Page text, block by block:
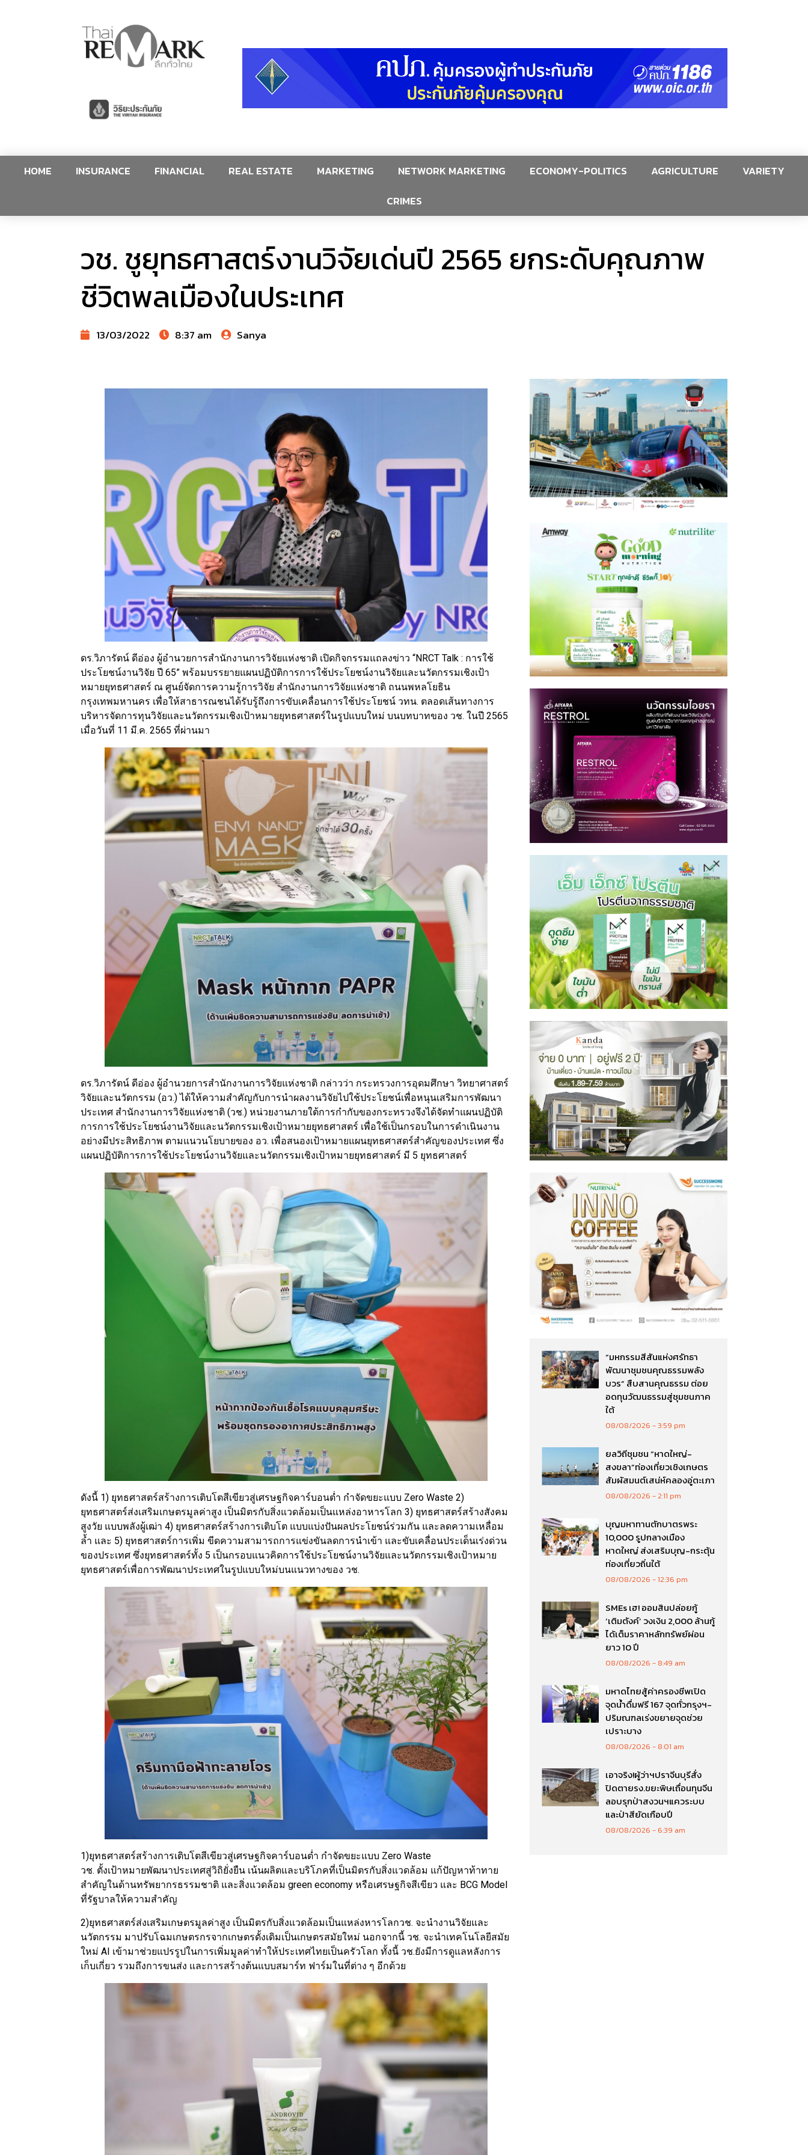
HOME INSURANCE FINANCIAL REAL ESTATE MARKETING NETWORK MARKETING ECONOMY-POLITICS AGRICULTURE
VARIETY
CRIMES
วช. ชูยุทธศาสตร์งานวิจัยเด่นปี 2565 ยกระดับคุณภาพ
ชีวิตพลเมืองในประเทศ
13/03/2022 8:37 am Sanya
ดร.วิภารัตน์ ดีอ่อง ผู้อำนวยการสำนักงานการวิจัยแห่งชาติ เปิดกิจกรรมแถลงข่าว “NRCT Talk : การใช้
ประโยชน์งานวิจัย ปี 65” พร้อมบรรยายแผนปฏิบัติการการใช้ประโยชน์งานวิจัยและนวัตกรรมเชิงเป้า
หมายยุทธศาสตร์ ณ ศูนย์จัดการความรู้การวิจัย สำนักงานการวิจัยแห่งชาติ ถนนพหลโยธิน
กรุงเทพมหานคร เพื่อให้สาธารณชนได้รับรู้ถึงการขับเคลื่อนการใช้ประโยชน์ วทน. ตลอดเส้นทางการ
บริหารจัดการทุนวิจัยและนวัตกรรมเชิงเป้าหมายยุทธศาสตร์ในรูปแบบใหม่ บนบทบาทของ วช. ในปี 2565
เมื่อวันที่ 11 มี.ค. 2565 ที่ผ่านมา
ดร.วิภารัตน์ ดีอ่อง ผู้อำนวยการสำนักงานการวิจัยแห่งชาติ กล่าวว่า กระทรวงการอุดมศึกษา วิทยาศาสตร์
วิจัยและนวัตกรรม (อว.) ได้ให้ความสำคัญกับการนำผลงานวิจัยไปใช้ประโยชน์เพื่อหนุนเสริมการพัฒนา
ประเทศ สำนักงานการวิจัยแห่งชาติ (วช.) หน่วยงานภายใต้การกำกับของกระทรวงจึงได้จัดทำแผนปฏิบัติ
การการใช้ประโยชน์งานวิจัยและนวัตกรรมเชิงเป้าหมายยุทธศาสตร์ เพื่อใช้เป็นกรอบในการดำเนินงาน
อย่างมีประสิทธิภาพ ตามแนวนโยบายของ อว. เพื่อสนองเป้าหมายแผนยุทธศาสตร์สำคัญของประเทศ ซึ่ง
แผนปฏิบัติการการใช้ประโยชน์งานวิจัยและนวัตกรรมเชิงเป้าหมายยุทธศาสตร์ มี 5 ยุทธศาสตร์
ดังนี้ 1) ยุทธศาสตร์สร้างการเติบโตสีเขียวสู่เศรษฐกิจคาร์บอนต่ำ กำจัดขยะแบบ Zero Waste 2)
ยุทธศาสตร์ส่งเสริมเกษตรมูลค่าสูง เป็นมิตรกับสิ่งแวดล้อมเป็นแหล่งอาหารโลก 3) ยุทธศาสตร์สร้างสังคม
สูงวัย แบบพลังผู้เฒ่า 4) ยุทธศาสตร์สร้างการเติบโต แบบแบ่งปันผลประโยชน์ร่วมกัน และลดความเหลื่อม
ล้ำ และ 5) ยุทธศาสตร์การเพิ่ม ขีดความสามารถการแข่งขันลดการนำเข้า และขับเคลื่อนประเด็นเร่งด่วน
ของประเทศ ซึ่งยุทธศาสตร์ทั้ง 5 เป็นกรอบแนวคิดการใช้ประโยชน์งานวิจัยและนวัตกรรมเชิงเป้าหมาย
ยุทธศาสตร์เพื่อการพัฒนาประเทศในรูปแบบใหม่บนแนวทางของ วช.
1)ยุทธศาสตร์สร้างการเติบโตสีเขียวสู่เศรษฐกิจคาร์บอนต่ำ กำจัดขยะแบบ Zero Waste
วช. ตั้งเป้าหมายพัฒนาประเทศสู่วิถิยั่งยืน เน้นผลิตและบริโภคที่เป็นมิตรกับสิ่งแวดล้อม แก้ปัญหาท้าทาย
สำคัญในด้านทรัพยากรธรรมชาติ และสิ่งแวดล้อม green economy หรือเศรษฐกิจสีเขียว และ BCG Model
ที่รัฐบาลให้ความสำคัญ
2)ยุทธศาสตร์ส่งเสริมเกษตรมูลค่าสูง เป็นมิตรกับสิ่งแวดล้อมเป็นแหล่งหารโลกวช. จะนำงานวิจัยและ
นวัตกรรม มาปรับโฉมเกษตรกรจากเกษตรดั้งเดิมเป็นเกษตรสมัยใหม่ นอกจากนี้ วช. จะนำเทคโนโลยีสมัย
ใหม่ AI เข้ามาช่วยแปรรูปในการเพิ่มมูลค่าทำให้ประเทศไทยเป็นครัวโลก ทั้งนี้ วช.ยังมีการดูแลหลังการ
เก็บเกี่ยว รวมถึงการขนส่ง และการสร้างต้นแบบสมาร์ท ฟาร์มในที่ต่าง ๆ อีกด้วย
“มหกรรมสีสันแห่งศรัทธา
พัฒนาชุมชนคุณธรรมพลัง
บวร” สืบสานคุณธรรม ต่อย
อดทุนวัฒนธรรมสู่ชุมชนภาค
ใต้
08/08/2026 3:59 pm
ยลวิถีชุมชน “หาดใหญ่-
สงขลา”ท่องเที่ยวเชิงเกษตร
สัมผัสมนต์เสน่ห์คลองอู่ตะเภา
08/08/2026 2:11 pm
บุญมหาทานตักบาตรพระ
10,000 รูปกลางเมือง
หาดใหญ่ ส่งเสริมบุญ-กระตุ้น
ท่องเที่ยวถิ่นใต้
08/08/2026 12:36 pm
SMEs เฮ! ออมสินปล่อยกู้
‘เติมตังค์’ วงเงิน 2,000 ล้านกู้
ได้เต็มราคาหลักทรัพย์ผ่อน
ยาว 10 ปี
08/08/2026 8:49 am
มหาดไทยสู้ค่าครองชีพเปิด
จุดน้ำดื่มฟรี 167 จุดทั่วกรุงฯ-
ปริมณฑลเร่งขยายจุดช่วย
เปราะบาง
08/08/2026 8:01 am
เอาจริง!ผู้ว่าฯปราจีนบุรีสั่ง
ปิดตายรง.ขยะพิษเถื่อนทุนจีน
ลอบรุกป่าสงวนฯแควระบบ
และป่าสียัดเกือบปี
08/08/2026 6:39 am